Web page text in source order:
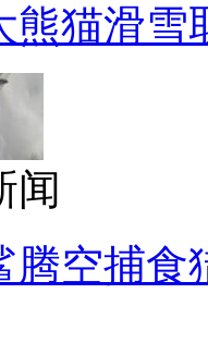
熊猫滑雪
闻
腾空捕食